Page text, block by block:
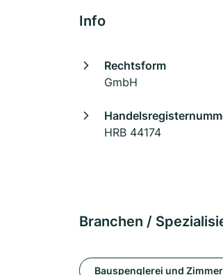
Info
Rechtsform
GmbH
HRB 44174
Branchen /
Bauspenglerei und